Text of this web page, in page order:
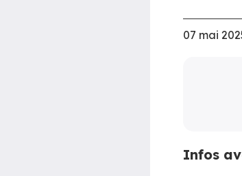
07 mai
Infos